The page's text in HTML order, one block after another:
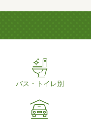
バス・トイレ別